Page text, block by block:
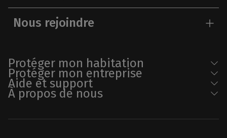
Nous rejoindre
Protéger mon habitation
Protéger mon entreprise
Aide et support
À propos de nous